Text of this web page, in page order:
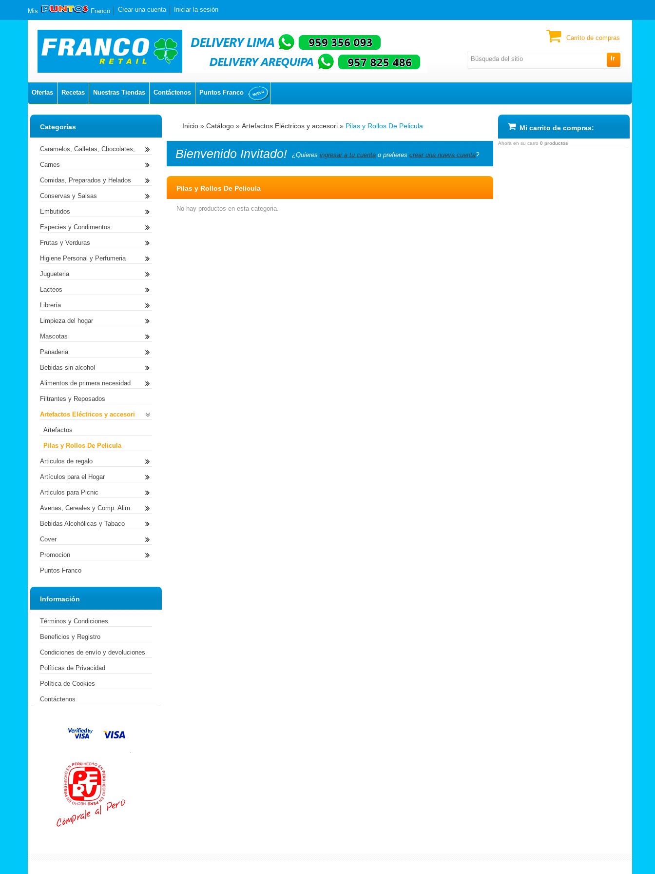
Ir
Mis Franco Crear una cuenta Iniciar la sesión
Ofertas Recetas Nuestras Tiendas Contáctenos Puntos Franco
Carrito de compras
Inicio » Catálogo » Artefactos Eléctricos y accesori » Pilas y Rollos De Pelicula
Bienvenido Invitado! ¿Quieres ingresar a tu cuenta o prefieres crear una nueva cuenta?
Pilas y Rollos De Pelicula
No hay productos en esta categoria.
Categorías
Caramelos, Galletas, Chocolates,
Carnes
Comidas, Preparados y Helados
Conservas y Salsas
Embutidos
Especies y Condimentos
Frutas y Verduras
Higiene Personal y Perfumeria
Jugueteria
Lacteos
Librería
Limpieza del hogar
Mascotas
Panaderia
Bebidas sin alcohol
Alimentos de primera necesidad
Filtrantes y Reposados
Artefactos Eléctricos y accesori
Artefactos
Pilas y Rollos De Pelicula
Articulos de regalo
Artículos para el Hogar
Articulos para Picnic
Avenas, Cereales y Comp. Alim.
Bebidas Alcohólicas y Tabaco
Cover
Promocion
Puntos Franco
Información
Términos y Condiciones
Beneficios y Registro
Condiciones de envío y devoluciones
Políticas de Privacidad
Política de Cookies
Contáctenos
.
Mi carrito de compras:
Ahora en su carro 0 productos